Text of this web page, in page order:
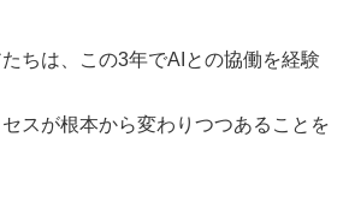
ちは、この3年でAIとの協働を経験
スが根本から変わりつつあることを